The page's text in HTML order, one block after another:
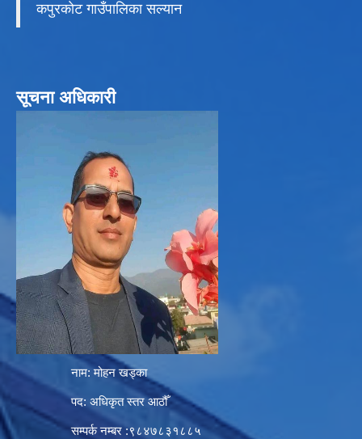
कपुरकाेट गाउँपालिका सल्यान
सूचना अधिकारी
नाम: मोहन खड्का
पद: अधिकृत स्तर आठौँ
सम्पर्क नम्बर :९८४७८३१८८५